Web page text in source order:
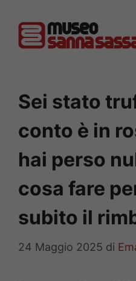
contenuto
Sei stato
conto è in
hai perso
cosa fare
subito il
24 Maggio 2025 di